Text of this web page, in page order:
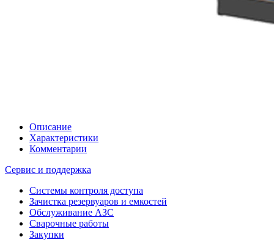
Описание
Характеристики
Комментарии
Сервис и поддержка
Системы контроля доступа
Зачистка резервуаров и емкостей
Обслуживание АЗС
Сварочные работы
Закупки